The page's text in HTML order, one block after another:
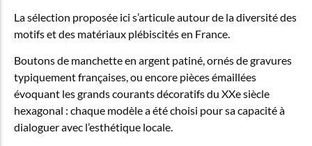
La sélection proposée ici s’articule autour de la diversité des
motifs et des matériaux plébiscités en France.
Boutons de manchette en argent patiné, ornés de gravures
typiquement françaises, ou encore pièces émaillées
évoquant les grands courants décoratifs du XXe siècle
hexagonal : chaque modèle a été choisi pour sa capacité à
dialoguer avec l’esthétique locale.